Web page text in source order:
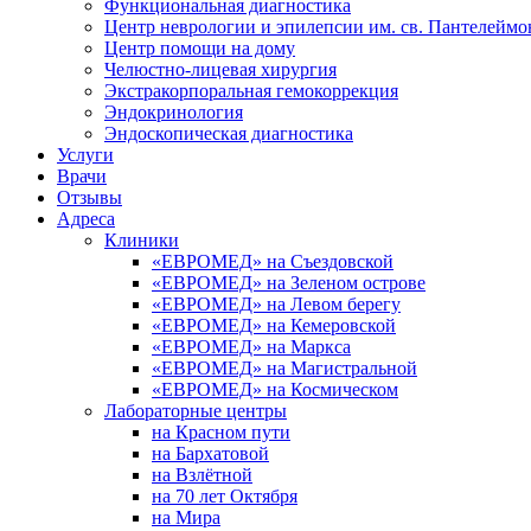
Функциональная диагностика
Центр неврологии и эпилепсии им. св.
Центр помощи на дому
Челюстно-лицевая хирургия
Экстракорпоральная гемокоррекция
Эндокринология
Эндоскопическая диагностика
Услуги
Врачи
Отзывы
Адреса
Клиники
«ЕВРОМЕД» на Съездовской
«ЕВРОМЕД» на Зеленом острове
«ЕВРОМЕД» на Левом берегу
«ЕВРОМЕД» на Кемеровской
«ЕВРОМЕД» на Маркса
«ЕВРОМЕД» на Магистральной
«ЕВРОМЕД» на Космическом
Лабораторные центры
на Красном пути
на Бархатовой
на Взлётной
на 70 лет Октября
на Мира